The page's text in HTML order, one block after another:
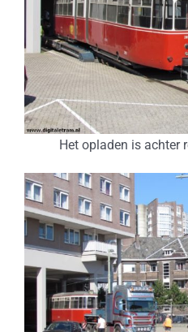
Het opladen is achter